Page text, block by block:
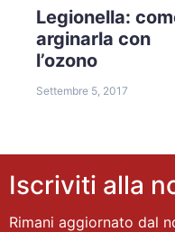
Legionella:
arginarla con
l’ozono
Settembre 5, 2017
Iscriviti alla
Rimani aggiornato dal